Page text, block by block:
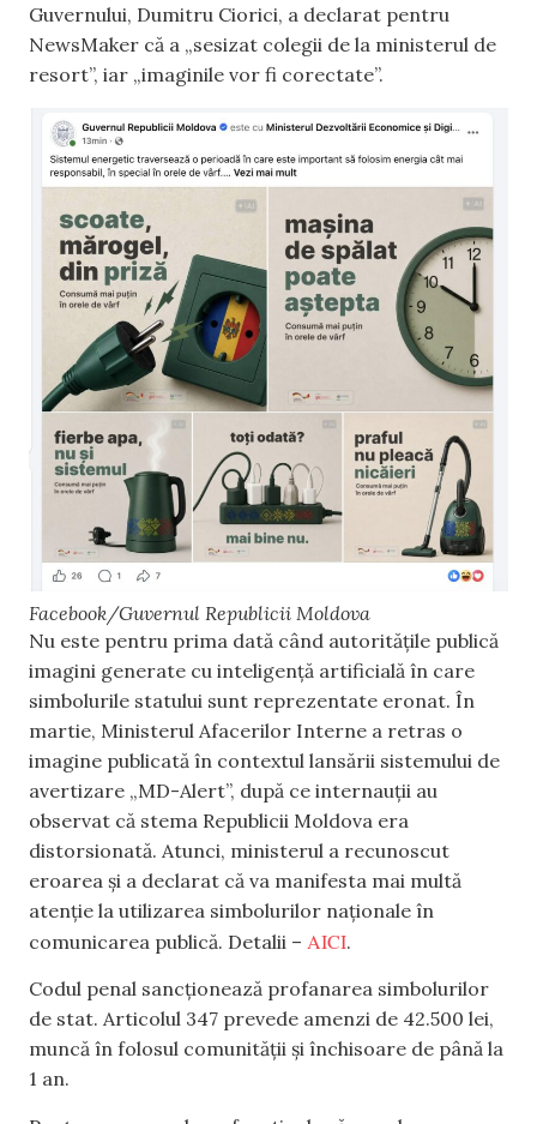
Guvernului, Dumitru Ciorici, a declarat pentru
NewsMaker că a „sesizat colegii de la ministerul de
resort”, iar „imaginile vor fi corectate”.
Facebook/Guvernul Republicii Moldova
Nu este pentru prima dată când autoritățile publică
imagini generate cu inteligență artificială în care
simbolurile statului sunt reprezentate eronat. În
martie, Ministerul Afacerilor Interne a retras o
imagine publicată în contextul lansării sistemului de
avertizare „MD-Alert”, după ce internauții au
observat că stema Republicii Moldova era
distorsionată. Atunci, ministerul a recunoscut
eroarea și a declarat că va manifesta mai multă
atenție la utilizarea simbolurilor naționale în
comunicarea publică. Detalii – AICI.
Codul penal sancționează profanarea simbolurilor
de stat. Articolul 347 prevede amenzi de 42.500 lei,
muncă în folosul comunității și închisoare de până la
1 an.